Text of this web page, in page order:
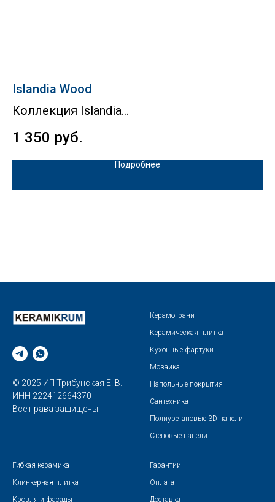
Islandia Wood
Коллекция Islandia
1 350 руб.
Подробнее
© 2025 ИП Трибунская Е. В.
ИНН 222412664370
Все права защищены
Керамогранит
Керамическая плитка
Кухонные фартуки
Мозаика
Напольные покрытия
Сантехника
Полиуретановые 3D панели
Стеновые панели
Гибкая керамика
Клинкерная плитка
Кровля и фасады
Гарантии
Оплата
Доставка